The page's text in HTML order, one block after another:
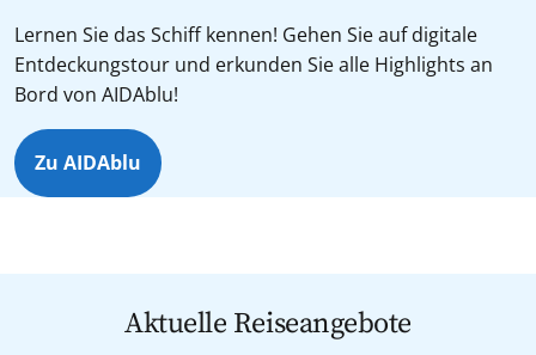
Lernen Sie das Schiff kennen! Gehen Sie auf digitale
Entdeckungstour und erkunden Sie alle Highlights an
Bord von AIDAblu!
Zu AIDAblu
Aktuelle Reiseangebote